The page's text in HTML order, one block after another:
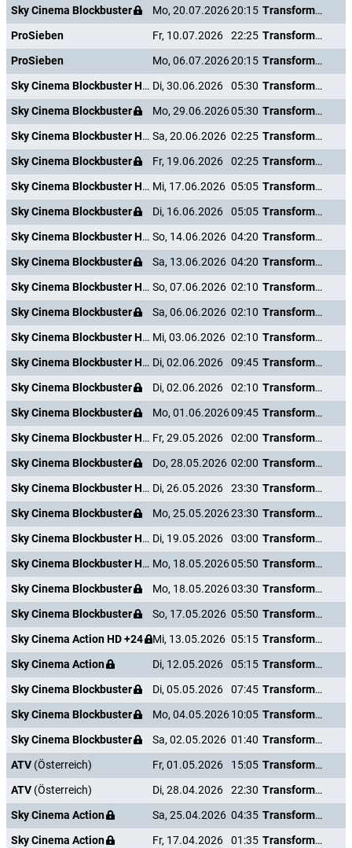
Sky Cinema Blockbuster Mo, 20.07.202620:15
Transformers: The Last Knight
ProSieben
Fr, 10.07.2026 22:25
Transformers: The Last Knight
ProSieben
Mo, 06.07.202620:15
Transformers: The Last Knight
Sky Cinema Blockbuster HD +24 Di, 30.06.2026 05:30
Transformers: The Last Knight
Sky Cinema Blockbuster
Mo, 29.06.202605:30
Transformers: The Last Knight
Sky Cinema Blockbuster HD +24 Sa, 20.06.2026 02:25
Transformers: The Last Knight
Sky Cinema Blockbuster
Fr, 19.06.2026 02:25
Transformers: The Last Knight
Sky Cinema Blockbuster HD +24 Mi, 17.06.2026 05:05
Transformers: The Last Knight
Sky Cinema Blockbuster
Di, 16.06.2026 05:05
Transformers: The Last Knight
Sky Cinema Blockbuster HD +24 So, 14.06.2026 04:20
Transformers: The Last Knight
Sky Cinema Blockbuster
Sa, 13.06.2026 04:20
Transformers: The Last Knight
Sky Cinema Blockbuster HD +24 So, 07.06.2026 02:10
Transformers: The Last Knight
Sky Cinema Blockbuster
Sa, 06.06.2026 02:10
Transformers: The Last Knight
Sky Cinema Blockbuster HD +24 Mi, 03.06.2026 02:10
Transformers: The Last Knight
Sky Cinema Blockbuster HD +24 Di, 02.06.2026 09:45
Transformers: The Last Knight
Sky Cinema Blockbuster
Di, 02.06.2026 02:10
Transformers: The Last Knight
Sky Cinema Blockbuster
Mo, 01.06.202609:45
Transformers: The Last Knight
Sky Cinema Blockbuster HD +24 Fr, 29.05.2026 02:00
Transformers: The Last Knight
Sky Cinema Blockbuster
Do, 28.05.2026 02:00
Transformers: The Last Knight
Sky Cinema Blockbuster HD +24 Di, 26.05.2026 23:30
Transformers: The Last Knight
Sky Cinema Blockbuster
Mo, 25.05.202623:30
Transformers: The Last Knight
Sky Cinema Blockbuster HD +24 Di, 19.05.2026 03:00
Transformers: The Last Knight
Sky Cinema Blockbuster HD +24 Mo, 18.05.202605:50
Transformers: The Last Knight
Sky Cinema Blockbuster
Mo, 18.05.202603:30
Transformers: The Last Knight
Sky Cinema Blockbuster
So, 17.05.2026 05:50
Transformers: The Last Knight
Sky Cinema Action HD +24
Mi, 13.05.2026 05:15
Transformers: The Last Knight
Sky Cinema Action
Di, 12.05.2026 05:15
Transformers: The Last Knight
Sky Cinema Blockbuster
Di, 05.05.2026 07:45
Transformers: The Last Knight
Sky Cinema Blockbuster
Mo, 04.05.202610:05
Transformers: The Last Knight
Sky Cinema Blockbuster
Sa, 02.05.2026 01:40
Transformers: The Last Knight
ATV (Österreich) Fr, 01.05.2026 15:05
Transformers: The Last Knight
ATV (Österreich) Di, 28.04.2026 22:30
Transformers: The Last Knight
Sky Cinema Action
Sa, 25.04.2026 04:35
Transformers: The Last Knight
Sky Cinema Action
Fr, 17.04.2026 01:35
Transformers: The Last Knight